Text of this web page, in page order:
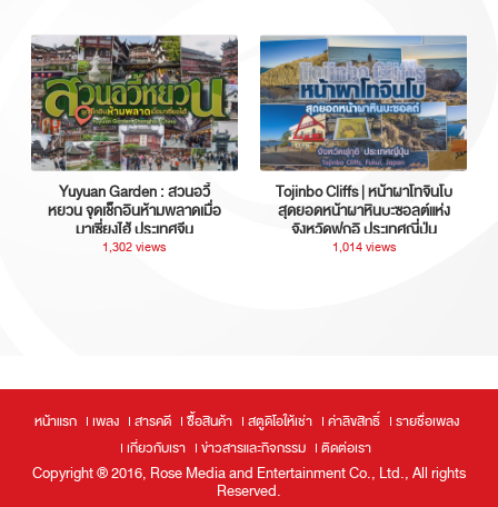
Yuyuan Garden : สวนอวี้
หยวน จุดเช็กอินห้ามพลาดเมื่อ
มาเซี่ยงไฮ้ ประเทศจีน
1,302 views
Tojinbo Cliffs | หน้าผาโทจินโบ
สุดยอดหน้าผาหินบะซอลต์แห่ง
จังหวัดฟุกุอิ ประเทศญี่ปุ่น
1,014 views
หน้าแรก เพลง สารคดี ซื้อสินค้า สตูดิโอให้เช่า ค่าลิขสิทธิ์
รายชื่อเพลง
เกี่ยวกับเรา
ข่าวสารและกิจกรรม ติดต่อเรา
Copyright ® 2016, Rose Media and Entertainment Co., Ltd., All rights
Reserved.